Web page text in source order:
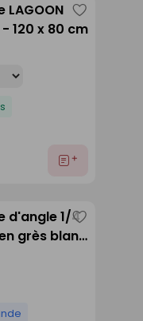
120 x 80 cm
Ajouter
comme
d'angle 1/4
grès blanccomme